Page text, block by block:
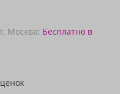
Москва: Бесплатно в